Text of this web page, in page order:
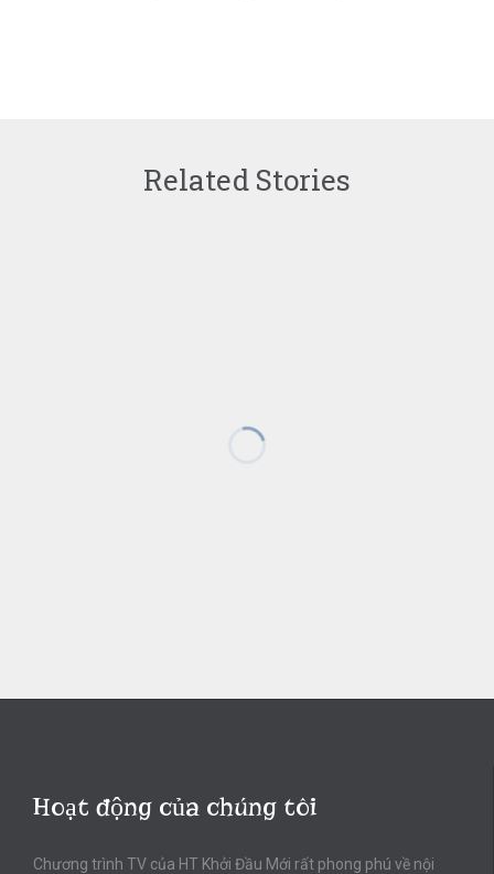
Related Stories
Hoạt động của chúng tôi
Chương trình TV của HT Khởi Đầu Mới rất phong phú về nội